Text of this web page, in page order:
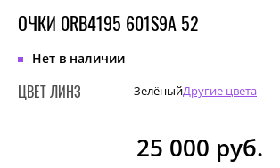
ОЧКИ 0RB4195 601S9A 52
Нет в наличии
ЦВЕТ ЛИНЗ ЗелёныйДругие цвета
25 000 руб.